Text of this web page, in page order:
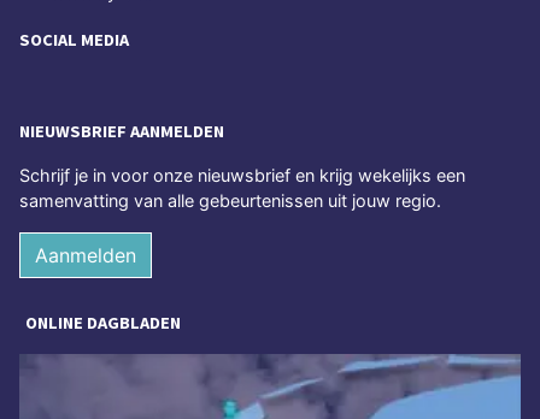
SOCIAL MEDIA
NIEUWSBRIEF AANMELDEN
Schrijf je in voor onze nieuwsbrief en krijg wekelijks een
samenvatting van alle gebeurtenissen uit jouw regio.
Aanmelden
ONLINE DAGBLADEN